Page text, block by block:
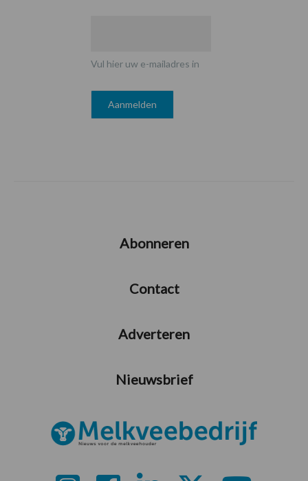
Vul hier uw e-mailadres in
Abonneren
Contact
Adverteren
Nieuwsbrief